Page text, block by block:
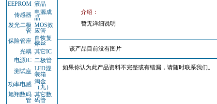
EEPROM 液晶
传感器 电源成
品
发光二极
管
MOS效
应管
保险管座 自恢复
熔丝
光耦 其它IC
电源IC 二极管
测试座 LED混
装箱
功率电感 淘金
（九）
旭翔数码
管
其它数
码管
介绍：
暂无详细说明
该产品目前没有图片
如果你认为此产品资料不完整或有错漏，请随时联系我们。